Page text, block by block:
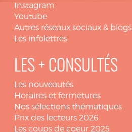
Instagram
Youtube
Autres réseaux sociaux & blogs
Les infolettres
LES + CONSULTÉS
Les nouveautés
Horaires et fermetures
Nos sélections thématiques
Prix des lecteurs 2026
Les coups de coeur 2025